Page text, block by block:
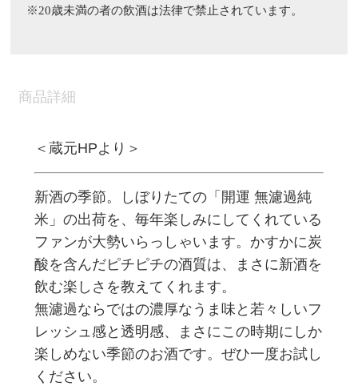
※20歳未満の者の飲酒は法律で禁止されています。
商品詳細
＜蔵元HPより＞
新酒の季節。しぼりたての「開運 無濾過純
米」の出荷を、毎年楽しみにしてくれている
ファンが大勢いらっしゃいます。かすかに炭
酸を含んだピチピチの酒質は、まさに新酒を
飲む楽しさを教えてくれます。
無濾過ならではの濃厚なうま味と若々しいフ
レッシュ感と透明感、まさにこの時期にしか
楽しめない季節のお酒です。ぜひ一度お試し
ください。